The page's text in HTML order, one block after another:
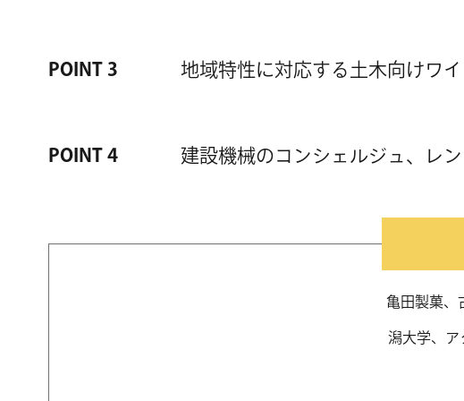
POINT 3 地域特性に対応する土木向けワ
POINT 4 建設機械のコンシェルジュ、レ
亀田製菓、
潟大学、ア